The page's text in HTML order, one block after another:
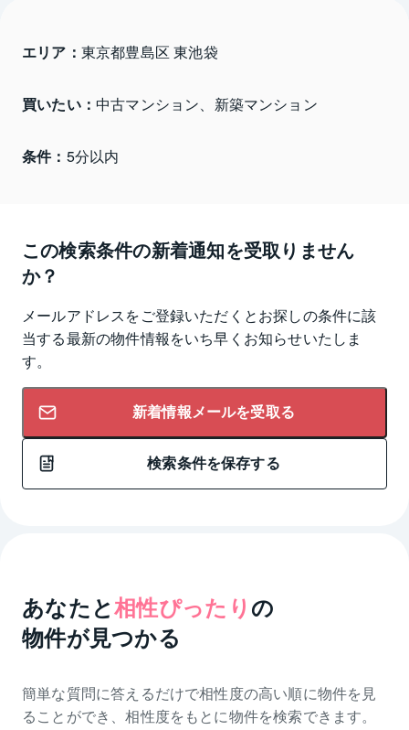
エリア： 東京都豊島区 東池袋
買いたい： 中古マンション、新築マンション
条件： 5分以内
この検索条件の新着通知を受取りません
か？
メールアドレスをご登録いただくとお探しの条件に該
当する最新の物件情報をいち早くお知らせいたしま
す。
新着情報メールを受取る
検索条件を保存する
あなたと相性ぴったり の
物件が見つかる
簡単な質問に答えるだけで相性度の高い順に物件を 見
ることができ、相性度をもとに物件を検索できます。